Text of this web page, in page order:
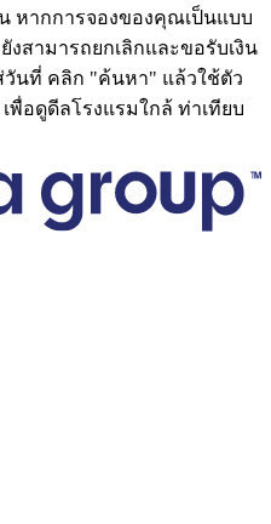
หากการจองของคุณเป็นแบบ
สามารถยกเลิกและขอรับเงิน
วันที่ คลิก "ค้นหา" แล้วใช้ตัว
พื่อดูดีลโรงแรมใกล้ ท่าเทียบ